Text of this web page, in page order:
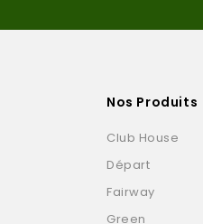
Nos Produits
Club House
Départ
Fairway
Green